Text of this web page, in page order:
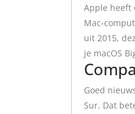
Apple heeft
Mac-
uit 2015,
je macOS
Goed
Sur. Dat